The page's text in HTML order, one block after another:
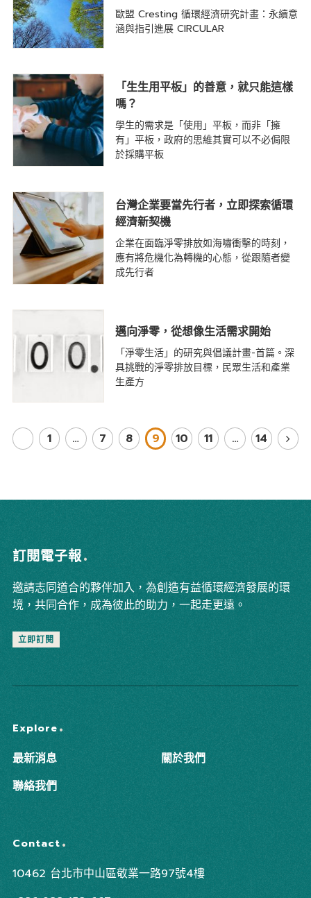
歐盟 Cresting 循環經濟研究計畫：永續意
涵與指引進展 CIRCULAR
「生生用平板」的善意，就只能這樣
嗎？
學生的需求是「使用」平板，而非「擁
有」平板，政府的思維其實可以不必侷限
於採購平板
台灣企業要當先行者，立即探索循環
經濟新契機
企業在面臨淨零排放如海嘯衝擊的時刻，
應有將危機化為轉機的心態，從跟隨者變
成先行者
邁向淨零，從想像生活需求開始
「淨零生活」的研究與倡議計畫-首篇。深
具挑戰的淨零排放目標，民眾生活和產業
生產方
1 … 7 8 9 10 11 … 14
訂閱電子報
邀請志同道合的夥伴加入，為創造有益循環經濟發展的環
境，共同合作，成為彼此的助力，一起走更遠。
立即訂閱
Explore
最新消息
關於我們
聯絡我們
Contact
10462 台北市中山區敬業一路97號4樓